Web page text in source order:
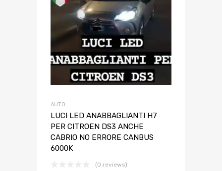
AUTO
LUCI LED ANABBAGLIANTI H7
PER CITROEN DS3 ANCHE
CABRIO NO ERRORE CANBUS
6000K
(0 reviews)